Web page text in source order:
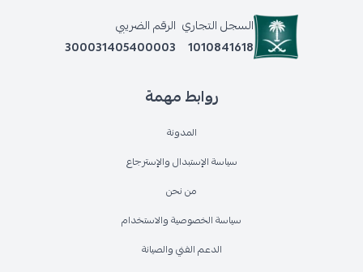
روابط مهمة
المدونة
سياسة الإستبدال والإسترجاع
من نحن
سياسة الخصوصية والاستخدام
الدعم الفني والصيانة
السجل التجاري
1010841618
الرقم الضريبي
300031405400003